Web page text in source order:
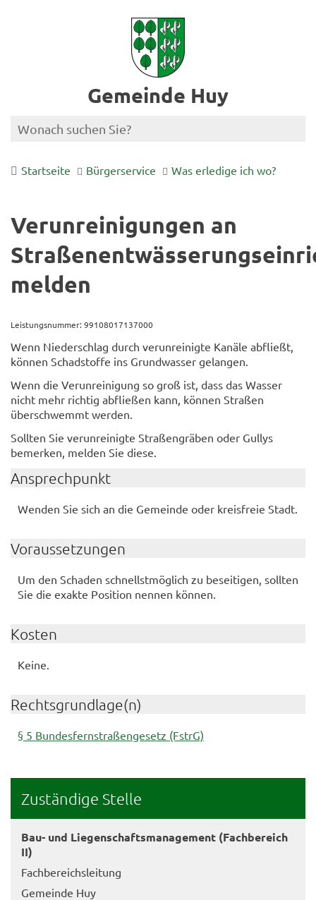
Gemeinde Huy
Startseite Bürgerservice Was erledige ich wo?
Verunreinigungen an
melden
Leistungsnummer: 99108017137000
Wenn Niederschlag durch verunreinigte Kanäle abfließt,
können Schadstoffe ins Grundwasser gelangen.
Wenn die Verunreinigung so groß ist, dass das Wasser
nicht mehr richtig abfließen kann, können Straßen
überschwemmt werden.
Sollten Sie verunreinigte Straßengräben oder Gullys
bemerken, melden Sie diese.
Ansprechpunkt
Wenden Sie sich an die Gemeinde oder kreisfreie Stadt.
Voraussetzungen
Um den Schaden schnellstmöglich zu beseitigen, sollten
Sie die exakte Position nennen können.
Kosten
Keine.
Rechtsgrundlage(n)
§ 5 Bundesfernstraßengesetz (FstrG)
Zuständige Stelle
Bau- und Liegenschaftsmanagement (Fachbereich
II)
Fachbereichsleitung
Gemeinde Huy